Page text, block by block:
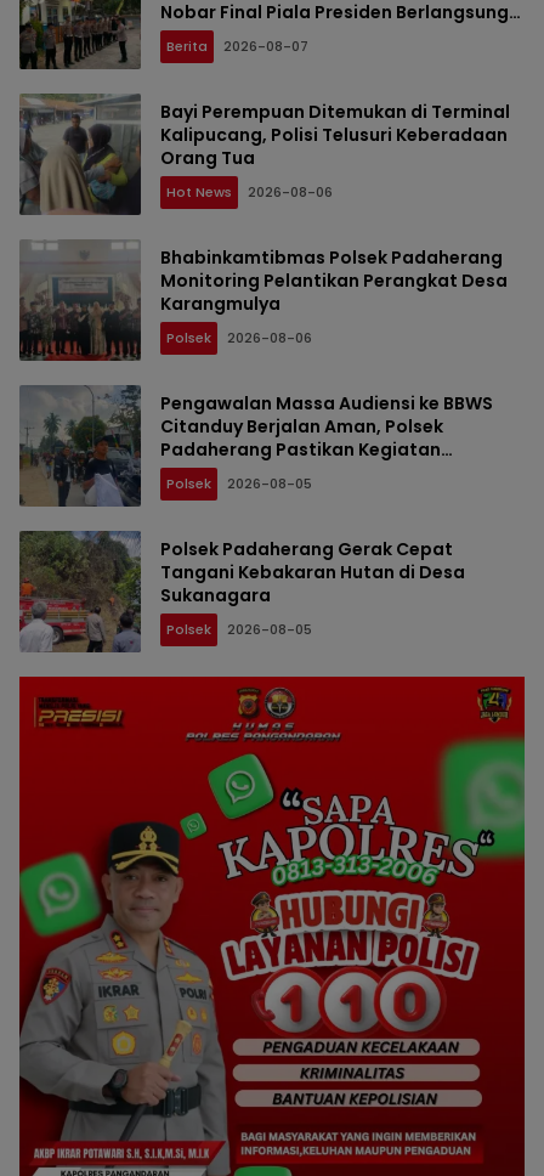
Nobar Final Piala Presiden Berlangsung
Aman
Berita 2026-08-07
Bayi Perempuan Ditemukan di Terminal
Kalipucang, Polisi Telusuri Keberadaan
Orang Tua
Hot News 2026-08-06
Bhabinkamtibmas Polsek Padaherang
Monitoring Pelantikan Perangkat Desa
Karangmulya
Polsek 2026-08-06
Pengawalan Massa Audiensi ke BBWS
Citanduy Berjalan Aman, Polsek
Padaherang Pastikan Kegiatan
Berlangsung Kondusif
Polsek 2026-08-05
Polsek Padaherang Gerak Cepat
Tangani Kebakaran Hutan di Desa
Sukanagara
Polsek 2026-08-05